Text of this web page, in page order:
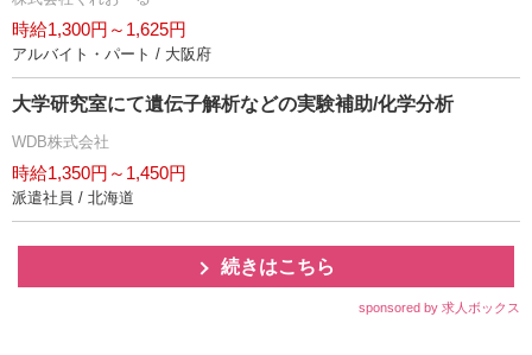
時給1,300円～1,625円
アルバイト・パート / 大阪府
大学研究室にて遺伝子解析などの実験補助/化学分析
WDB株式会社
時給1,350円～1,450円
派遣社員 / 北海道
続きはこちら
sponsored by 求人ボックス